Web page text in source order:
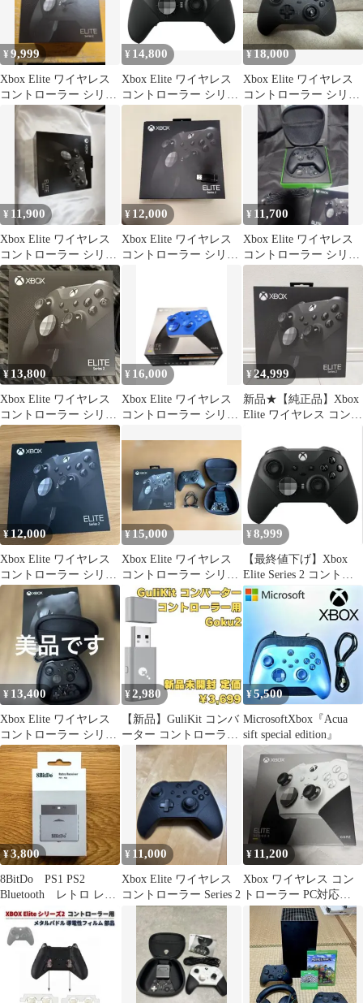
¥9,999
Xbox Elite ワイヤレス
コントローラー シリー
ズ 2 ②
¥ 14,800
Xbox Elite ワイヤレス
コントローラー シリー
ズ 2
¥18,000
Xbox Elite ワイヤレス
コントローラー シリー
ズ 2
¥ 11,900
Xbox Elite ワイヤレス
コントローラー シリー
ズ 2
¥ 12,000
Xbox Elite ワイヤレス
コントローラー シリー
¥ 11,700
Xbox Elite ワイヤレス
コントローラー シリー
ズ 2 ドングル付き
¥ 13,800
Xbox Elite ワイヤレス
コントローラー シリー
ズ 2 本体 エリコン2
¥ 16,000
Xbox Elite ワイヤレス
コントローラー シリー
¥24,999
新品★【純正品】Xbox
Elite ワイヤレス コント
¥ 12,000
Xbox Elite ワイヤレス
コントローラー シリー
ズ 2
¥15,000
Xbox Elite ワイヤレス
コントローラー シリー
ズ 2
¥ 8,999
【最終値下げ】Xbox
Elite Series 2 コントロ
ーラー
¥ 13,400
Xbox Elite ワイヤレス
コントローラー シリー
ズ 2 xbox
¥2,980
【新品】GuliKit コンバ
ーター コントローラー
用 ワイヤレス変換アダ
プター
¥5,500
MicrosoftXbox『Acua
sift special edition』
¥3,800
8BitDo PS1 PS2
Bluetooth レトロ レシ
ーバー
¥ 11,000
Xbox Elite ワイヤレス
コントローラー Series 2
¥ 11,200
Xbox ワイヤレス コン
トローラー PC対応
Steam対応